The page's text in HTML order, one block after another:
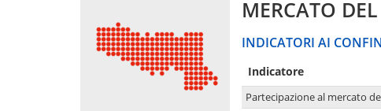
MERCATO
INDICATORI AI
Indicatore
Partecipazione al mercato